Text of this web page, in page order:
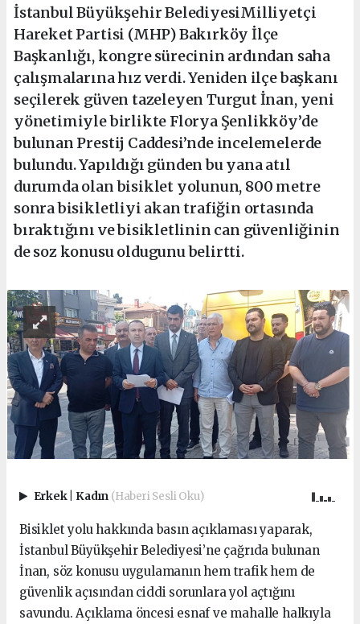
İstanbul Büyükşehir BelediyesiMilliyetçi
Hareket Partisi (MHP) Bakırköy İlçe
Başkanlığı, kongre sürecinin ardından saha
çalışmalarına hız verdi. Yeniden ilçe başkanı
seçilerek güven tazeleyen Turgut İnan, yeni
yönetimiyle birlikte Florya Şenlikköy’de
bulunan Prestij Caddesi’nde incelemelerde
bulundu. Yapıldığı günden bu yana atıl
durumda olan bisiklet yolunun, 800 metre
sonra bisikletliyi akan trafiğin ortasında
bıraktığını ve bisikletlinin can güvenliğinin
de soz konusu oldugunu belirtti.
Erkek Kadın (Haberi Sesli Oku)
Bisiklet yolu hakkında basın açıklaması yaparak,
İstanbul Büyükşehir Belediyesi’ne çağrıda bulunan
İnan, söz konusu uygulamanın hem trafik hem de
güvenlik açısından ciddi sorunlara yol açtığını
savundu. Açıklama öncesi esnaf ve mahalle halkıyla